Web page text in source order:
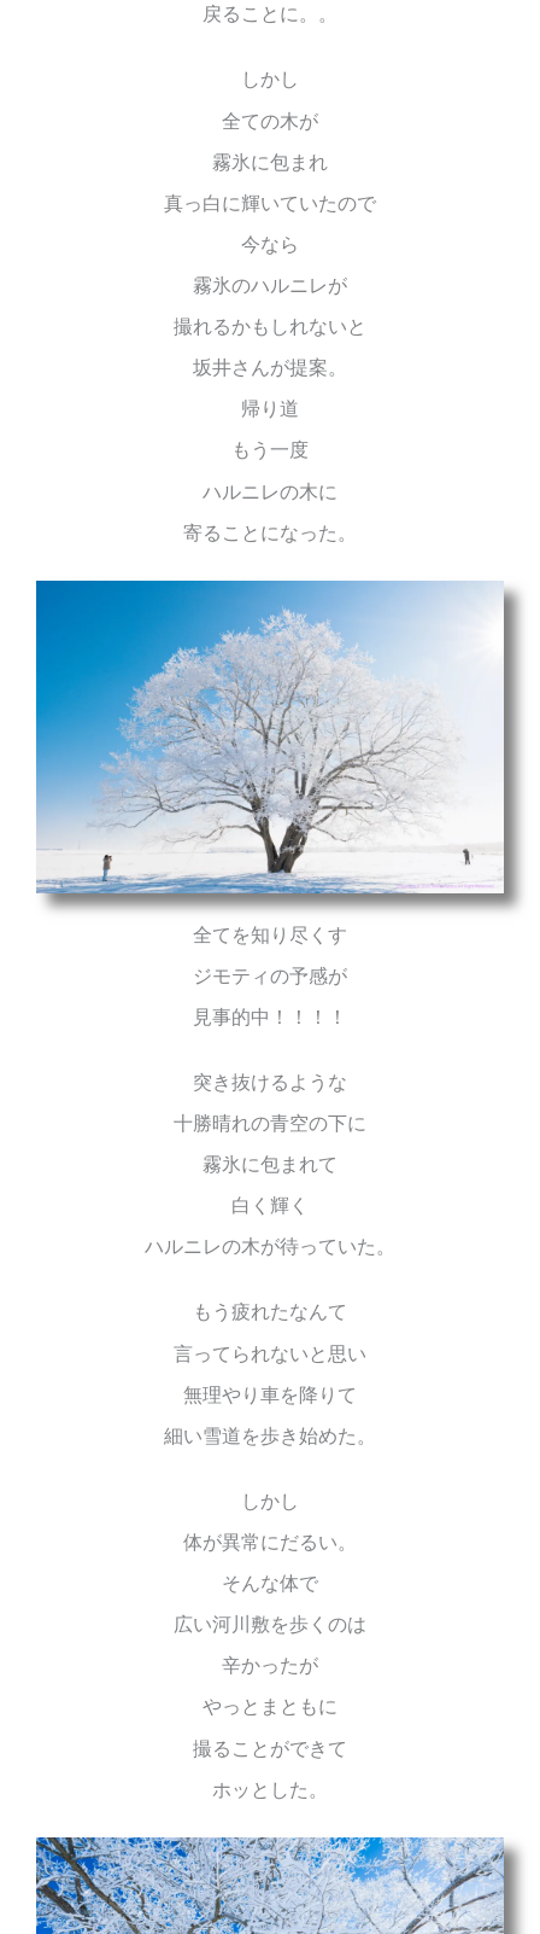
戻ることに。。
しかし
全ての木が
霧氷に包まれ
真っ白に輝いていたので
今なら
霧氷のハルニレが
撮れるかもしれないと
坂井さんが提案。
帰り道
もう一度
ハルニレの木に
寄ることになった。
全てを知り尽くす
ジモティの予感が
見事的中！！！！
突き抜けるような
十勝晴れの青空の下に
霧氷に包まれて
白く輝く
ハルニレの木が待っていた。
もう疲れたなんて
言ってられないと思い
無理やり車を降りて
細い雪道を歩き始めた。
しかし
体が異常にだるい。
そんな体で
広い河川敷を歩くのは
辛かったが
やっとまともに
撮ることができて
ホッとした。